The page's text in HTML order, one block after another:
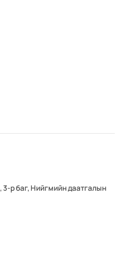
3-р баг, Нийгмийн даатгалын